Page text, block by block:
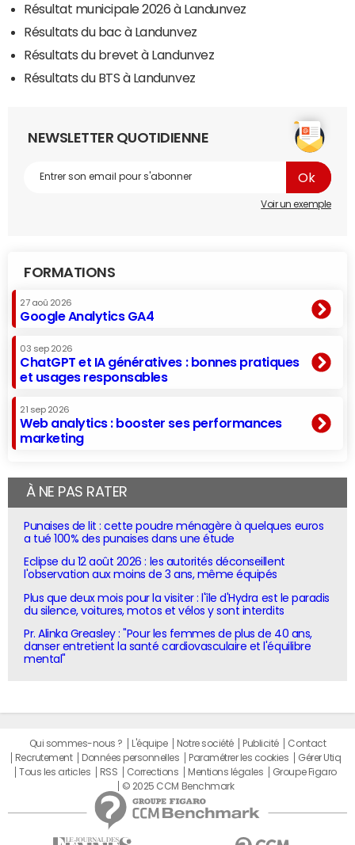
Résultat municipale 2026 à Landunvez
Résultats du bac à Landunvez
Résultats du brevet à Landunvez
Résultats du BTS à Landunvez
NEWSLETTER QUOTIDIENNE
Voir un exemple
FORMATIONS
27 aoû 2026
Google Analytics GA4
03 sep 2026
ChatGPT et IA génératives : bonnes pratiques
et usages responsables
21 sep 2026
Web analytics : booster ses performances
marketing
À NE PAS RATER
Punaises de lit : cette poudre ménagère à quelques euros
a tué 100% des punaises dans une étude
Eclipse du 12 août 2026 : les autorités déconseillent
l'observation aux moins de 3 ans, même équipés
Plus que deux mois pour la visiter : l'île d'Hydra est le paradis
du silence, voitures, motos et vélos y sont interdits
Pr. Alinka Greasley : "Pour les femmes de plus de 40 ans,
danser entretient la santé cardiovasculaire et l'équilibre
mental"
Qui sommes-nous ? L'équipe Notre société Publicité
Contact
Recrutement
Données personnelles Paramétrer les cookies
Gérer Utiq
Tous les articles
RSS Corrections Mentions légales
Groupe Figaro
© 2025 CCM Benchmark